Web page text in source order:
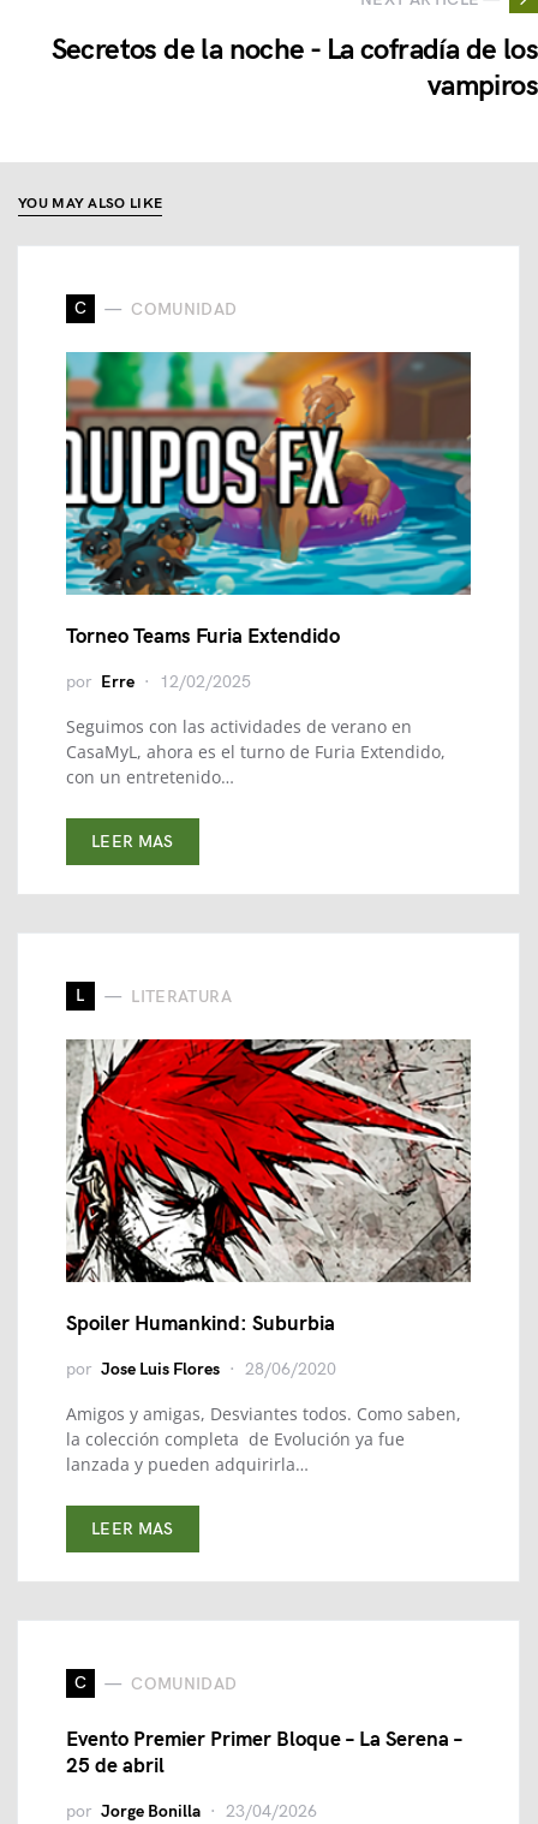
Secretos de la noche - La cofradía de los
vampiros
YOU MAY ALSO LIKE
C COMUNIDAD
Torneo Teams Furia Extendido
por Erre 12/02/2025
Seguimos con las actividades de verano en
CasaMyL, ahora es el turno de Furia Extendido,
con un entretenido…
LEER MAS
L LITERATURA
Spoiler Humankind: Suburbia
por Jose Luis Flores 28/06/2020
Amigos y amigas, Desviantes todos. Como saben,
la colección completa de Evolución ya fue
lanzada y pueden adquirirla…
LEER MAS
C COMUNIDAD
Evento Premier Primer Bloque – La Serena –
25 de abril
por Jorge Bonilla 23/04/2026